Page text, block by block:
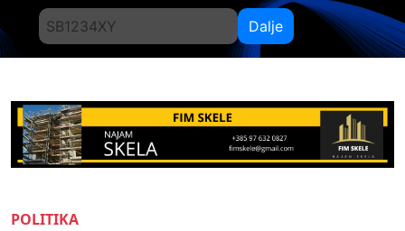
Dalje
POLITIKA